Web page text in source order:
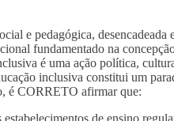
e pedagógica, desencadeada
fundamentado na
é uma ação política,
inclusiva constitui um
é CORRETO afirmar que:
de ensino